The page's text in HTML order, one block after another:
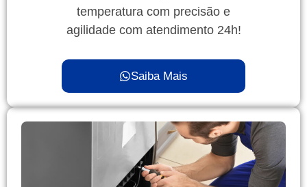
temperatura com precisão e
agilidade com atendimento 24h!
Saiba Mais